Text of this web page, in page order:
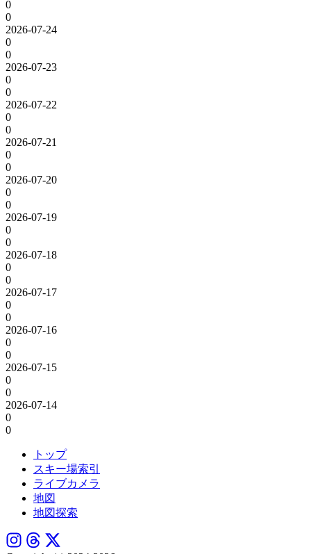
0
0
2026-07-24
0
0
2026-07-23
0
0
2026-07-22
0
0
2026-07-21
0
0
2026-07-20
0
0
2026-07-19
0
0
2026-07-18
0
0
2026-07-17
0
0
2026-07-16
0
0
2026-07-15
0
0
2026-07-14
0
0
トップ
スキー場索引
ライブカメラ
地図
地図探索